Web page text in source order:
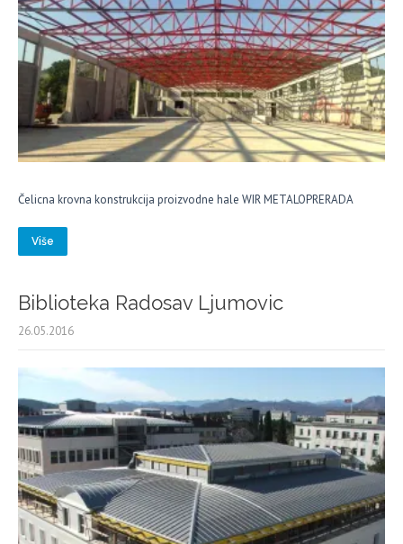
Čelicna krovna konstrukcija proizvodne hale WIR METALOPRERADA
Više
Biblioteka Radosav Ljumovic
26.05.2016